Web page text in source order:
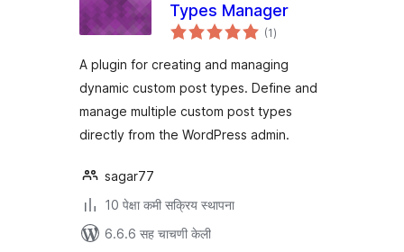
Types Manager
(1एकूण
मूल्यांकन
)
A plugin for creating and managing
dynamic custom post types. Define and
manage multiple custom post types
directly from the WordPress admin.
sagar77
10 पेक्षा कमी सक्रिय स्थापना
6.6.6 सह चाचणी केली